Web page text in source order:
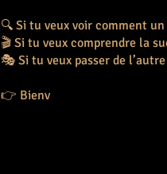
🔍 Si tu veux voir comment
🎬 Si tu veux comprendre la
🎭 Si tu veux passer de
👉 Bienv